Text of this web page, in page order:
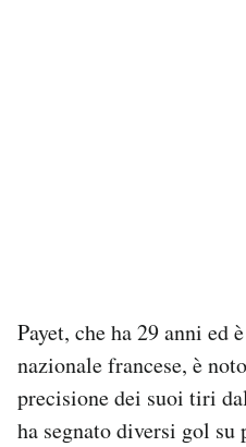
Payet, che ha 29 anni ed
nazionale francese, è
precisione dei suoi tiri
ha segnato diversi gol